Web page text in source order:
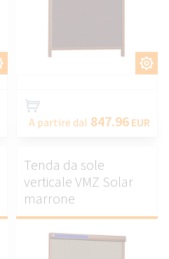
A partire dal 847.96 EUR
Tenda da sole
verticale VMZ Solar
marrone